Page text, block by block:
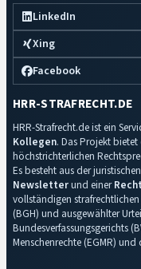
LinkedIn
Xing
Facebook
HRR-STRAFRECHT.DE
HRR-Strafrecht.de ist ein
Kollegen. Das Projekt
höchstrichterlichen
Es besteht aus der
Newsletterund einer
vollständigen
(BGH) und ausgewählter
Bundesverfassungsgerichts
Menschenrechte (EGMR)